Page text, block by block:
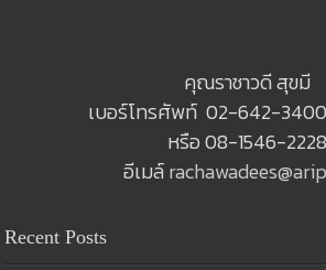
คุณราชาวดี สุขมี
เบอร์โทรศัพท์ 02-642-
หรือ 08-1546-2228
อีเมล์
Recent Posts